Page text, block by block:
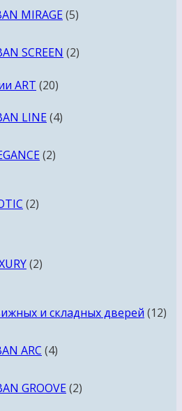
MIRAGE 55
SCREEN 22
ART 2020
LINE 44
22
2товара
2товара
и складных дверей 1212
ARC 44
GROOVE 22